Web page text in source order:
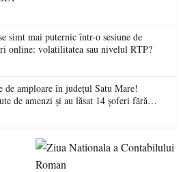
simt mai puternic într-o sesiune de
online: volatilitatea sau nivelul RTP?
de amploare în județul Satu Mare!
de amenzi și au lăsat 14 șoferi fără
zi